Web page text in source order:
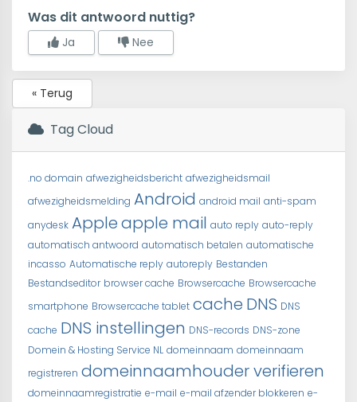
Was dit antwoord nuttig?
Ja Nee
« Terug
Tag Cloud
.no domain afwezigheidsbericht afwezigheidsmail
afwezigheidsmelding Android android mail anti-spam
anydesk Appleapple mail auto reply auto-reply
automatisch antwoord automatisch betalen automatische
incasso Automatische reply autoreply Bestanden
Bestandseditor browser cache Browsercache Browsercache
smartphone Browsercache tablet cache DNS DNS
cache DNS instellingen DNS-records DNS-zone
Domein & Hosting Service NL domeinnaam domeinnaam
registreren domeinnaamhouder verifieren
domeinnaamregistratie e-mail e-mail afzender blokkeren e-